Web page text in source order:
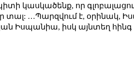
կասկածենք, որ
տալ: …Պարզվում է, օրինակ,
Իսպանիա, իսկ այնտեղ հինգ